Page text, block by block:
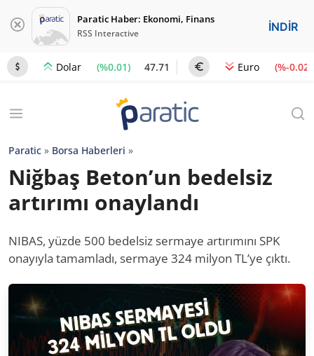
Paratic Haber: Ekonomi, Finans
RSS Interactive İNDİR
Dolar (%0.01) 47.71 Euro (%-0.02)
Paratic » Borsa Haberleri »
Niğbaş Beton’un bedelsiz
artırımı onaylandı
NIBAS, yüzde 500 bedelsiz sermaye artırımını SPK
onayıyla tamamladı, sermaye 324 milyon TL’ye çıktı.